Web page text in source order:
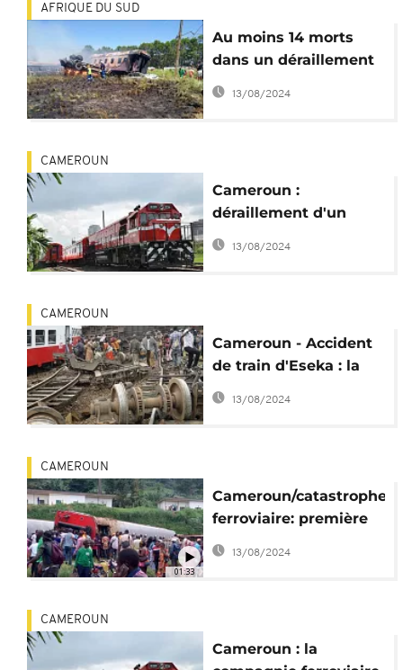
AFRIQUE DU SUD
Au moins 14 morts
dans un déraillement
de train en Afrique du
13/08/2024
CAMEROUN
Cameroun :
déraillement d'un
train de 14 wagons-
citernes de la Camrail
13/08/2024
CAMEROUN
Cameroun - Accident
de train d'Eseka : la
Camrail contredit le
rapport de la
13/08/2024
01:33
CAMEROUN
Cameroun/catastrophe
ferroviaire: première
audience dans le
13/08/2024
CAMEROUN
Cameroun : la